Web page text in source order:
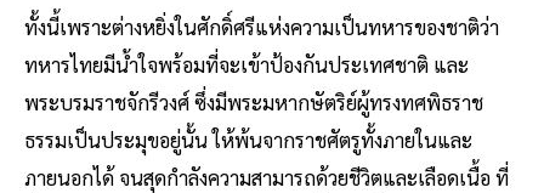
ทั้งนี้เพราะต่างหยิ่งในศักดิ์ศรีแห่งความเป็นทหารของชาติว่า
ทหารไทยมีน้ำใจพร้อมที่จะเข้าป้องกันประเทศชาติ และ
พระบรมราชจักรีวงศ์ ซึ่งมีพระมหากษัตริย์ผู้ทรงทศพิธราช
ธรรมเป็นประมุขอยู่นั้น ให้พ้นจากราชศัตรูทั้งภายในและ
ภายนอกได้ จนสุดกำลังความสามารถด้วยชีวิตและเลือดเนื้อ ที่